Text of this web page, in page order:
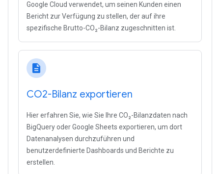
Google Cloud verwendet, um seinen Kunden einen
Bericht zur Verfügung zu stellen, der auf ihre
spezifische Brutto-CO₂-Bilanz zugeschnitten ist.
description
CO2-Bilanz exportieren
Hier erfahren Sie, wie Sie Ihre CO₂-Bilanzdaten nach
BigQuery oder Google Sheets exportieren, um dort
Datenanalysen durchzuführen und
benutzerdefinierte Dashboards und Berichte zu
erstellen.